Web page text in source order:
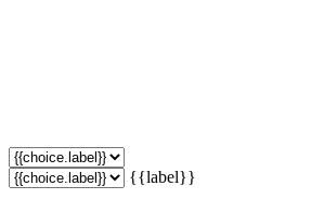
{{label}}